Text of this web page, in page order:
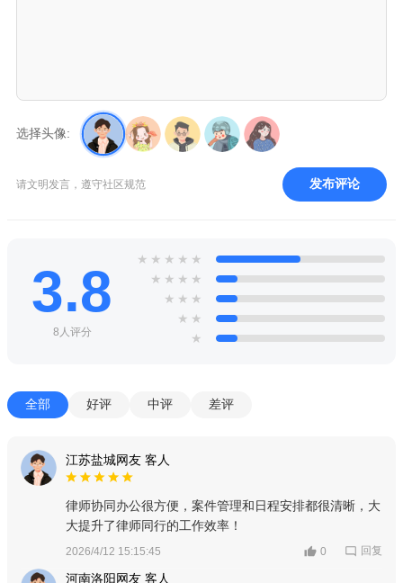
选择头像:
请文明发言，遵守社区规范 发布评论
3.8
8人评分
★ ★ ★ ★ ★
★ ★ ★ ★
★ ★ ★
★ ★
★
全部 好评 中评 差评
江苏盐城网友 客人
律师协同办公很方便，案件管理和日程安排都很清晰，大
大提升了律师同行的工作效率！
2026/4/12 15:15:45 0 回复
河南洛阳网友 客人